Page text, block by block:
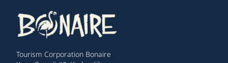
Tourism Corporation Bonaire